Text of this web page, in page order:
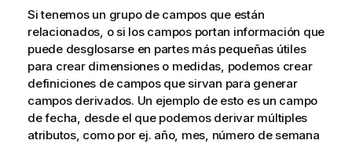
Si tenemos un grupo de campos que están
relacionados, o si los campos portan información que
puede desglosarse en partes más pequeñas útiles
para crear dimensiones o medidas, podemos crear
definiciones de campos que sirvan para generar
campos derivados. Un ejemplo de esto es un campo
de fecha, desde el que podemos derivar múltiples
atributos, como por ej. año, mes, número de semana